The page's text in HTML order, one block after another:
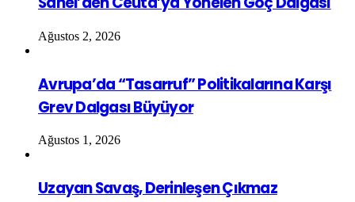
Ağustos 2, 2026
Avrupa’da “Tasarruf” Politikalarına Karşı
Grev Dalgası Büyüyor
Ağustos 1, 2026
Uzayan Savaş, Derinleşen Çıkmaz